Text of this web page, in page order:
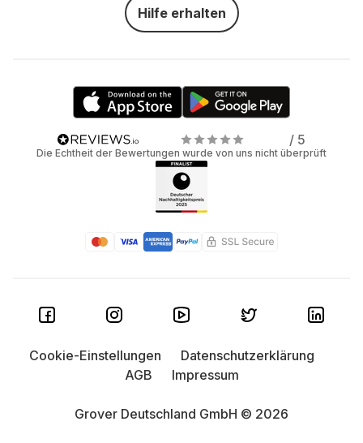
Hilfe erhalten
/ 5
Die Echtheit der Bewertungen wurde von uns nicht überprüft
Grover Deutschland GmbH © 2026
Cookie-Einstellungen
Datenschutzerklärung
AGB
Impressum